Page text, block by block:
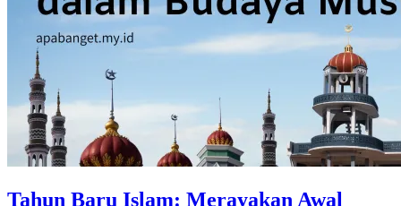
Tahun Baru Islam: Merayakan Awal